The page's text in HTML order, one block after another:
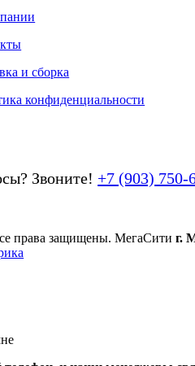
и сборка
конфиденциальности
Звоните! +7 (903) 750-
права защищены. МегаСитиг.